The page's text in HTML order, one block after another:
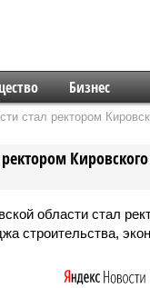
Бизнес
стал ректором